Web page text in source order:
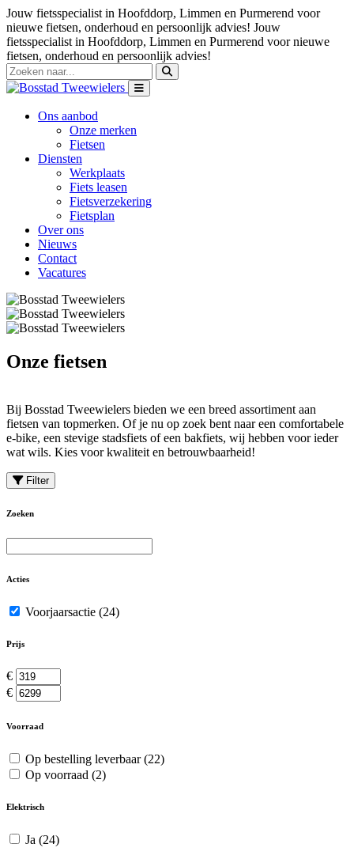
Jouw fietsspecialist in Hoofddorp, Limmen en Purmerend voor
nieuwe fietsen, onderhoud en persoonlijk advies! Jouw
fietsspecialist in Hoofddorp, Limmen en Purmerend voor nieuwe
fietsen, onderhoud en persoonlijk advies!
Ons aanbod
Onze merken
Fietsen
Diensten
Werkplaats
Fiets leasen
Fietsverzekering
Fietsplan
Over ons
Nieuws
Contact
Vacatures
Onze fietsen
Bij Bosstad Tweewielers bieden we een breed assortiment aan
fietsen van topmerken. Of je nu op zoek bent naar een comfortabele
e-bike, een stevige stadsfiets of een bakfiets, wij hebben voor ieder
wat wils. Kies voor kwaliteit en betrouwbaarheid!
Filter
Zoeken
Acties
Voorjaarsactie (24)
Prijs
€
€
Voorraad
Op bestelling leverbaar(22)
Op voorraad (2)
Elektrisch
Ja (24)